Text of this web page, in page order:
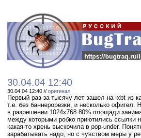
https://bugtraq.ru/
30.04.04 12:40
30.04.04 12:40 // оригинал
Первый раз за тысячу лет зашел на ixbt из
т.е. без баннерорезки, и несколько офигел.
в разрешении 1024х768 80% площади
между которыми робко приютились ссылки
какая-то хрень выскочила в pop-under.
зарабатывать надо, но c чувством меры у